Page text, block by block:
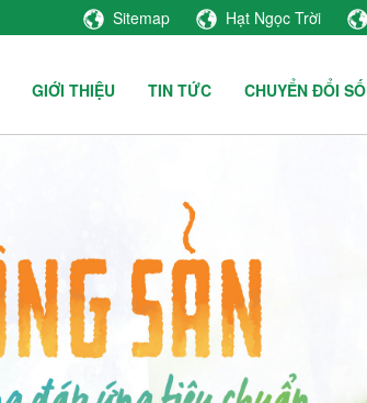
Sitemap Hạt Ngọc Trời
GIỚI THIỆU TIN TỨC CHUYỂN ĐỔI SỐ